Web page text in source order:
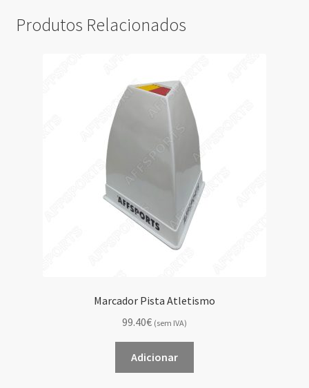
Produtos Relacionados
Marcador Pista Atletismo
99.40€ (sem IVA)
Adicionar